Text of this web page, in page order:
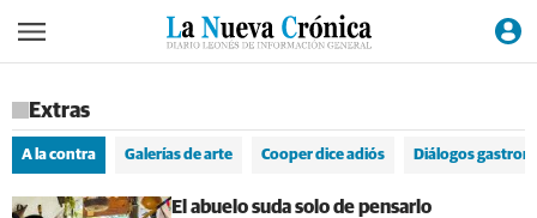
Extras
A la contra Galerías de arte Cooper dice adiós Diálogos
El abuelo suda solo de pensarlo